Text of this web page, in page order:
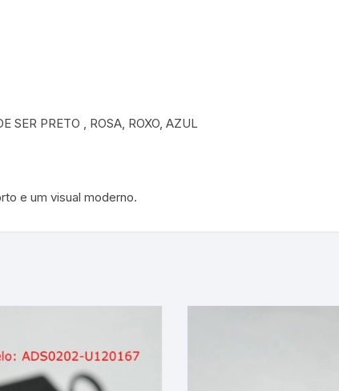
PRETO , ROSA, ROXO, AZUL
e um visual moderno.